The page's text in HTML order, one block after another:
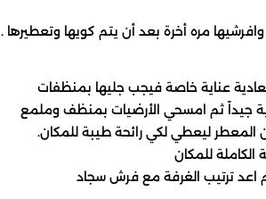
مره أخرة بعد أن يتم كويها وتعطيرها .
عناية خاصة فيجب جليها بمنظفات
جيداً ثم امسحي الأرضيات بمنظف وملمع
ليعطي لكي رائحة طيبة للمكان.